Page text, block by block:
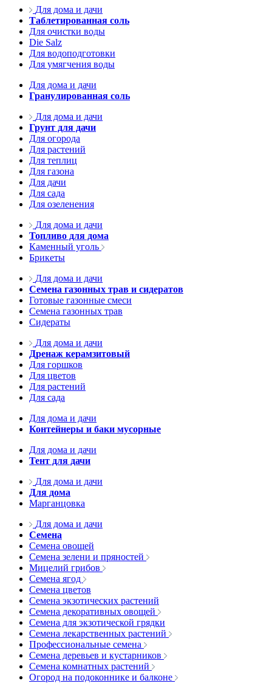
Для дома и дачи
Таблетированная соль
Для очистки воды
Die Salz
Для водоподготовки
Для умягчения воды
Для дома и дачи
Гранулированная соль
Для дома и дачи
Грунт для дачи
Для огорода
Для растений
Для теплиц
Для газона
Для дачи
Для сада
Для озеленения
Для дома и дачи
Топливо для дома
Каменный уголь
Брикеты
Для дома и дачи
Семена газонных трав и сидератов
Готовые газонные смеси
Семена газонных трав
Сидераты
Для дома и дачи
Дренаж керамзитовый
Для горшков
Для цветов
Для растений
Для сада
Для дома и дачи
Контейнеры и баки мусорные
Для дома и дачи
Тент для дачи
Для дома и дачи
Для дома
Марганцовка
Для дома и дачи
Семена
Семена овощей
Семена зелени и пряностей
Мицелий грибов
Семена ягод
Семена цветов
Семена экзотических растений
Семена декоративных овощей
Семена для экзотической грядки
Семена лекарственных растений
Профессиональные семена
Семена деревьев и кустарников
Семена комнатных растений
Огород на подоконнике и балконе